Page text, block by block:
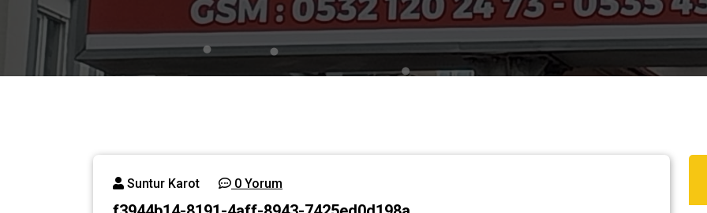
Suntur Karot 0 Yorum